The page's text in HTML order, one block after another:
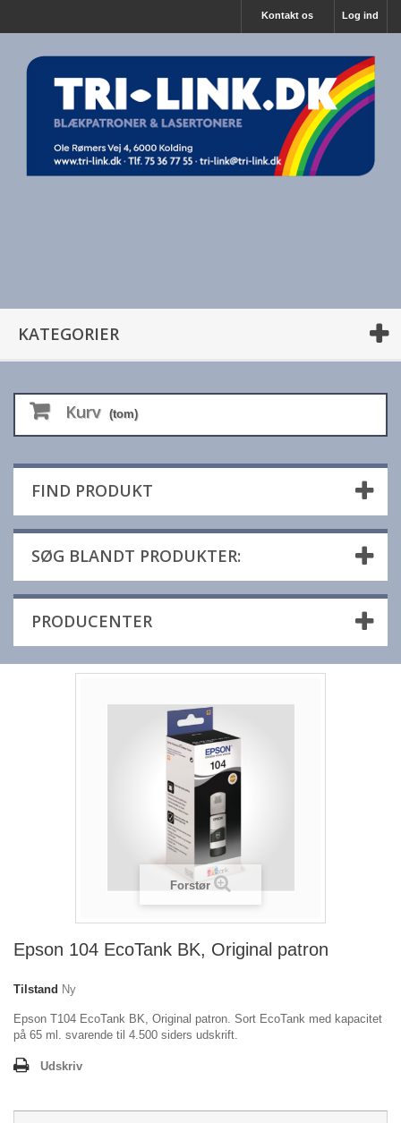
Log ind
Kontakt os
KATEGORIER
Kurv (tom)
FIND PRODUKT
SØG BLANDT PRODUKTER:
PRODUCENTER
Forstør
Epson 104 EcoTank BK, Original patron
Tilstand Ny
Epson T104 EcoTank BK, Original patron. Sort EcoTank med kapacitet
på 65 ml. svarende til 4.500 siders udskrift.
Udskriv